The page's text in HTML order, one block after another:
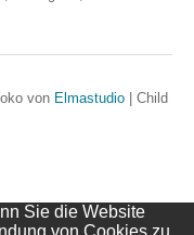
von Elmastudio
Child
Sie die Website
von Cookies zu.